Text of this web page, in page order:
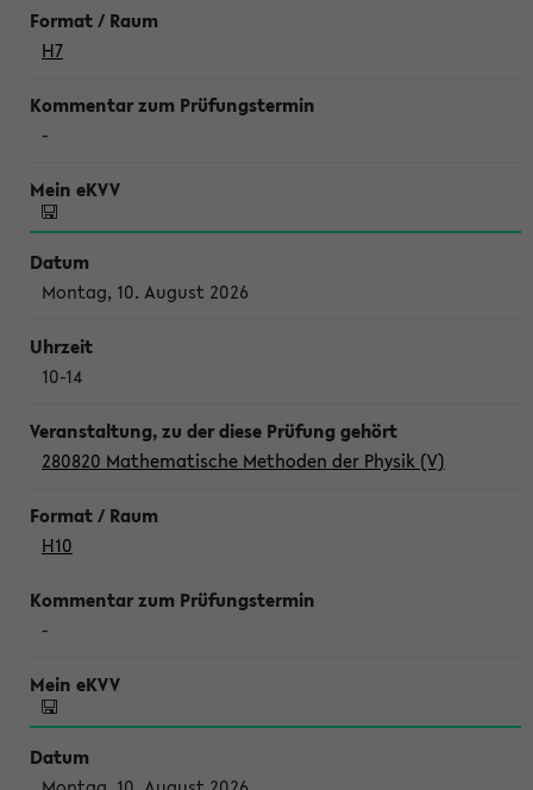
H7
-
Montag, 10. August 2026
10-14
280820 Mathematische Methoden der Physik (V)
H10
-